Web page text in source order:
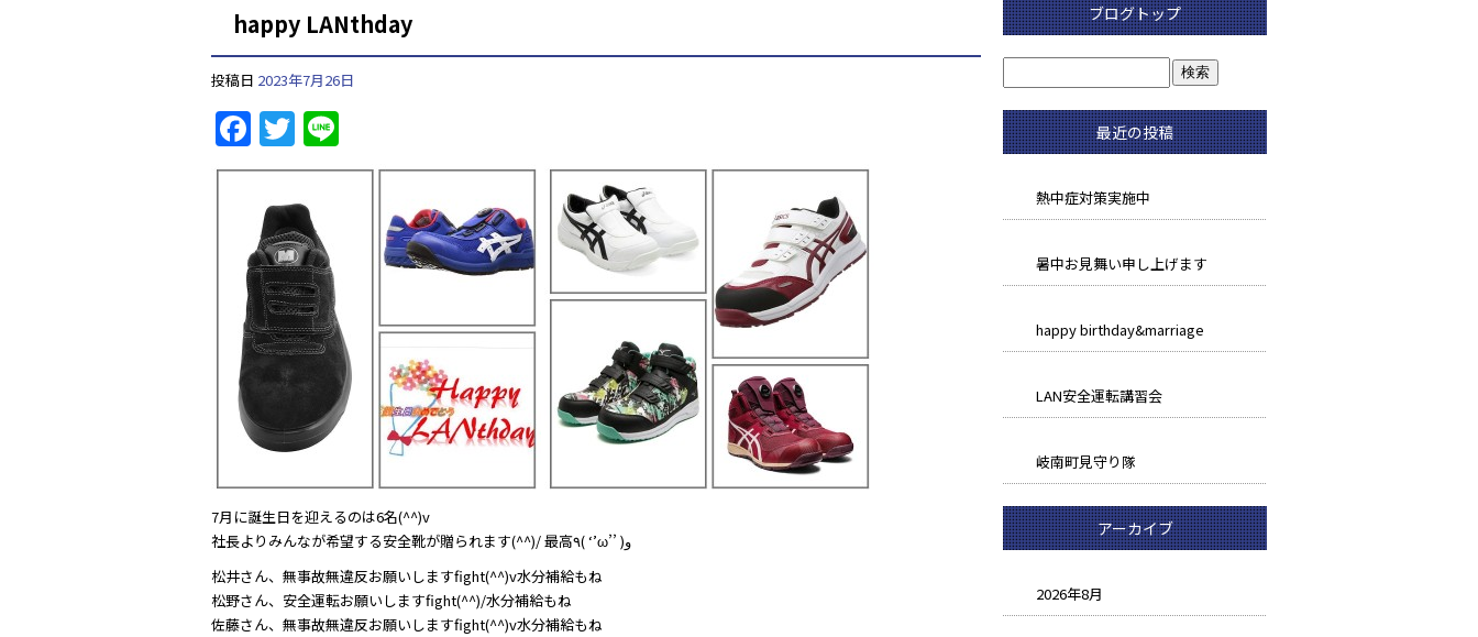
happy LANthday
投稿日 2023年7月26日
F
a
c
e
b
o
o
k
T
w
itt
er
n
7月に誕生日を迎えるのは6名(^^)v
社長よりみんなが希望する安全靴が贈られます(^^)/ 最高٩( ‘’ω’’ )و
松井さん、無事故無違反お願いしますfight(^^)v水分補給もね
松野さん、安全運転お願いしますfight(^^)/水分補給もね
佐藤さん、無事故無違反お願いしますfight(^^)v水分補給もね
ブログトップ
最近の投稿
熱中症対策実施中
暑中お見舞い申し上げます
happy birthday&marriage
LAN安全運転講習会
岐南町見守り隊
アーカイブ
2026年8月